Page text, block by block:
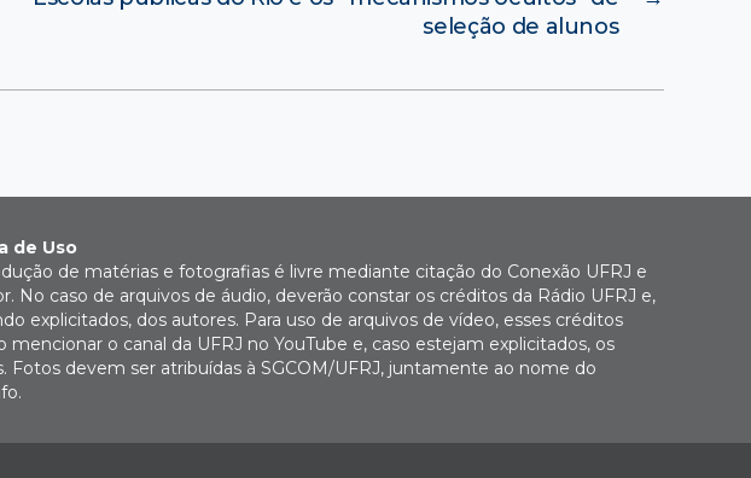
seleção de alunos
de Uso
de matérias e fotografias é livre mediante citação do Conexão UFRJ e
No caso de arquivos de áudio, deverão constar os créditos da Rádio UFRJ e,
explicitados, dos autores. Para uso de arquivos de vídeo, esses créditos
mencionar o canal da UFRJ no YouTube e, caso estejam explicitados, os
Fotos devem ser atribuídas à SGCOM/UFRJ, juntamente ao nome do